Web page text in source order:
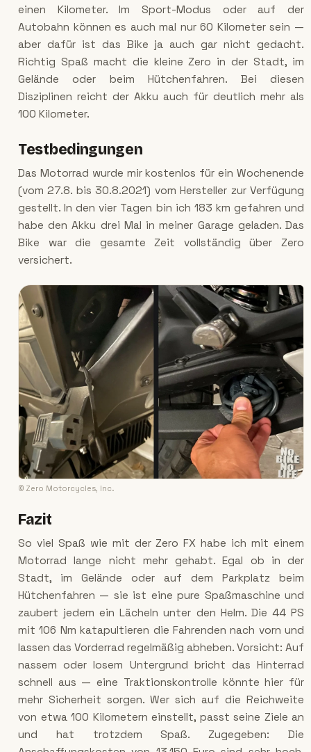
einen Kilometer. Im Sport-Modus oder auf der
Autobahn können es auch mal nur 60 Kilometer sein —
aber dafür ist das Bike ja auch gar nicht gedacht.
Richtig Spaß macht die kleine Zero in der Stadt, im
Gelände oder beim Hütchenfahren. Bei diesen
Disziplinen reicht der Akku auch für deutlich mehr als
100 Kilometer.
Testbedingungen
Das Motorrad wurde mir kostenlos für ein Wochenende
(vom 27.8. bis 30.8.2021) vom Hersteller zur Verfügung
gestellt. In den vier Tagen bin ich 183 km gefahren und
habe den Akku drei Mal in meiner Garage geladen. Das
Bike war die gesamte Zeit vollständig über Zero
versichert.
© Zero Motorcycles, Inc.
Fazit
So viel Spaß wie mit der Zero FX habe ich mit einem
Motorrad lange nicht mehr gehabt. Egal ob in der
Stadt, im Gelände oder auf dem Parkplatz beim
Hütchenfahren — sie ist eine pure Spaßmaschine und
zaubert jedem ein Lächeln unter den Helm. Die 44 PS
mit 106 Nm katapultieren die Fahrenden nach vorn und
lassen das Vorderrad regelmäßig abheben. Vorsicht: Auf
nassem oder losem Untergrund bricht das Hinterrad
schnell aus — eine Traktionskontrolle könnte hier für
mehr Sicherheit sorgen. Wer sich auf die Reichweite
von etwa 100 Kilometern einstellt, passt seine Ziele an
und hat trotzdem Spaß. Zugegeben: Die